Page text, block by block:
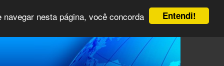
Entendi!
nesta página, você concorda